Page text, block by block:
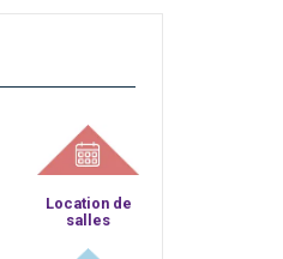
Location de
salles